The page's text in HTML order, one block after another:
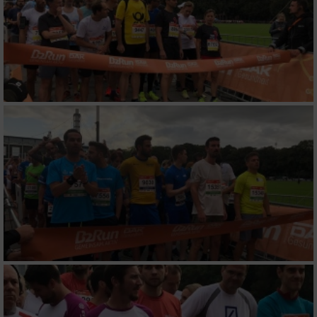
personalisierter Inhalte
Messung der Werbeleistung
Messung der Performance von Inhalten
Analyse von Zielgruppen durch Statistiken
oder Kombinationen von Daten aus
verschiedenen Quellen
Entwicklung und Verbesserung der Angebote
Verwendung reduzierter Daten zur Auswahl
von Inhalten
IAB-Besonderheiten:
Verwendung genauer Standortdaten
Geräte anhand von aktiv angeforderten